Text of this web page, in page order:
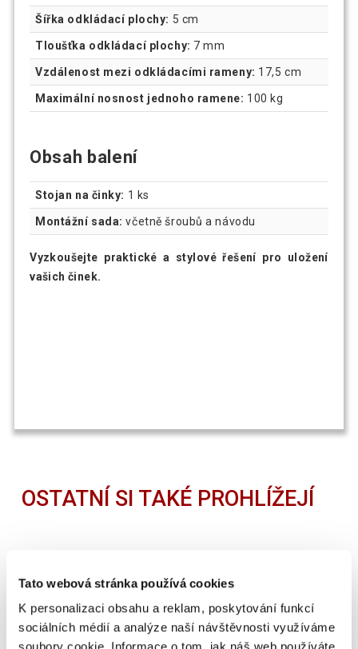
Tato webová stránka používá cookies
K personalizaci obsahu a reklam, poskytování funkcí
sociálních médií a analýze naší návštěvnosti využíváme
Šířka odkládací plochy: 5 cm
Tloušťka odkládací plochy: 7 mm
Vzdálenost mezi odkládacími rameny: 17,5 cm
Maximální nosnost jednoho ramene: 100 kg
Obsah balení
Stojan na činky: 1 ks
Montážní sada: včetně šroubů a návodu
Vyzkoušejte praktické a stylové řešení pro uložení
vašich činek.
OSTATNÍ SI TAKÉ PROHLÍŽEJÍ